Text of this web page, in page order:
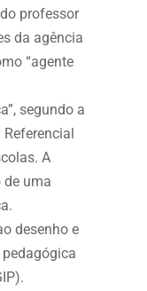
professor
da agência
“agente
segundo a
A
de uma
desenho e